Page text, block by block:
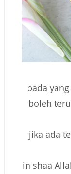
pada
boleh
jika ada
in shaa